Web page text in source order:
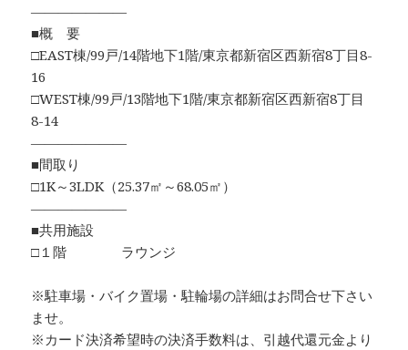
―――――――
■概 要
□EAST棟/99戸/14階地下1階/東京都新宿区西新宿8丁目8-
16
□WEST棟/99戸/13階地下1階/東京都新宿区西新宿8丁目
8-14
―――――――
■間取り
□1K～3LDK（25.37㎡～68.05㎡）
―――――――
■共用施設
□１階 ラウンジ
※駐車場・バイク置場・駐輪場の詳細はお問合せ下さい
ませ。
※カード決済希望時の決済手数料は、引越代還元金より